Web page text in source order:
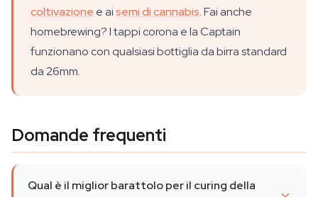
coltivazione e aisemi di cannabis. Fai anche
homebrewing? I tappi corona e la Captain
funzionano con qualsiasi bottiglia da birra standard
da 26mm.
Domande frequenti
Qual è il miglior barattolo per il curing della